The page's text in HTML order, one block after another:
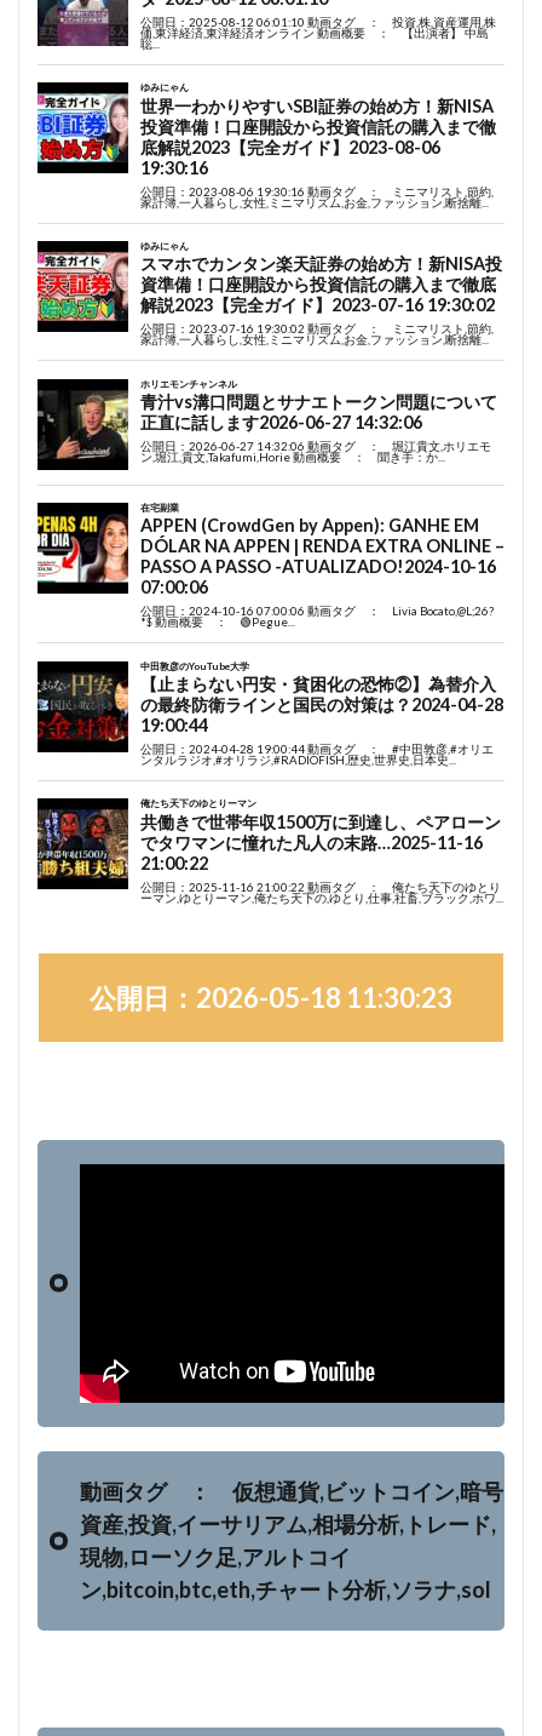
公開日：2026-05-18 11:30:23
動画タグ ： 仮想通貨,ビットコイン,暗号
資産,投資,イーサリアム,相場分析,トレード,
現物,ローソク足,アルトコイ
ン,bitcoin,btc,eth,チャート分析,ソラナ,sol